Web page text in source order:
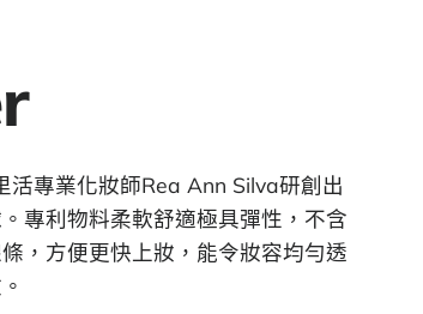
專業化妝師Rea Ann Silva研創出
專利物料柔軟舒適極具彈性，不含
，方便更快上妝，能令妝容均勻透